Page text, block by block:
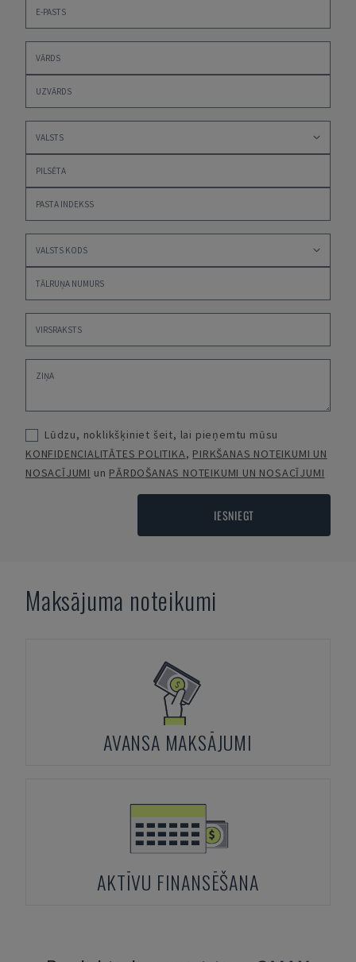
Lūdzu, noklikšķiniet šeit, lai pieņemtu mūsu
KONFIDENCIALITĀTES POLITIKA, PIRKŠANAS NOTEIKUMI UN
NOSACĪJUMI un PĀRDOŠANAS NOTEIKUMI UN NOSACĪJUMI
IESNIEGT
Maksājuma noteikumi
AVANSA MAKSĀJUMI
AKTĪVU FINANSĒŠANA